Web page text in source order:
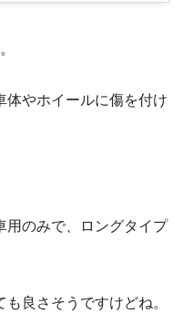
体やホイールに傷を付け
用のみで、ロングタイプ
良さそうですけどね。